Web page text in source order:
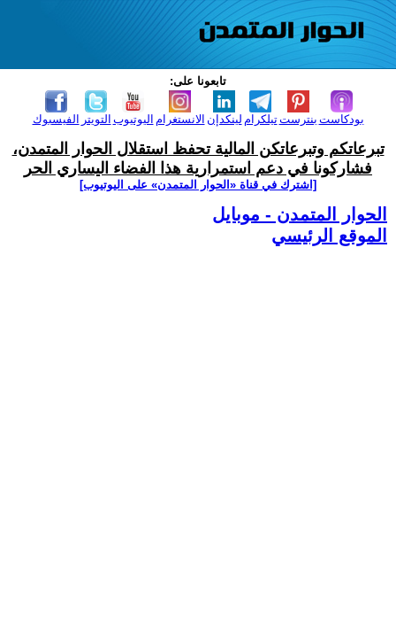
تابعونا على:
الفيسبوك التويتر اليوتيوب الانستغرام لينكدإن تيلكرامبنترست بودكاست
تبرعاتكم وتبرعاتكن المالية تحفظ استقلال الحوار المتمدن،
فشاركونا في دعم استمرارية هذا الفضاء اليساري الحر
[اشترك في قناة ‫«الحوار المتمدن» على اليوتيوب]
الحوار المتمدن - موبايل
الموقع الرئيسي